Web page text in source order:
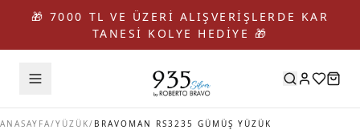
🎁 7000 TL VE ÜZERİ ALIŞVERİŞLERDE KAR
TANESİ KOLYE HEDİYE 🎁
ANASAYFA/YÜZÜK/ BRAVOMAN RS3235 GÜMÜŞ YÜZÜK